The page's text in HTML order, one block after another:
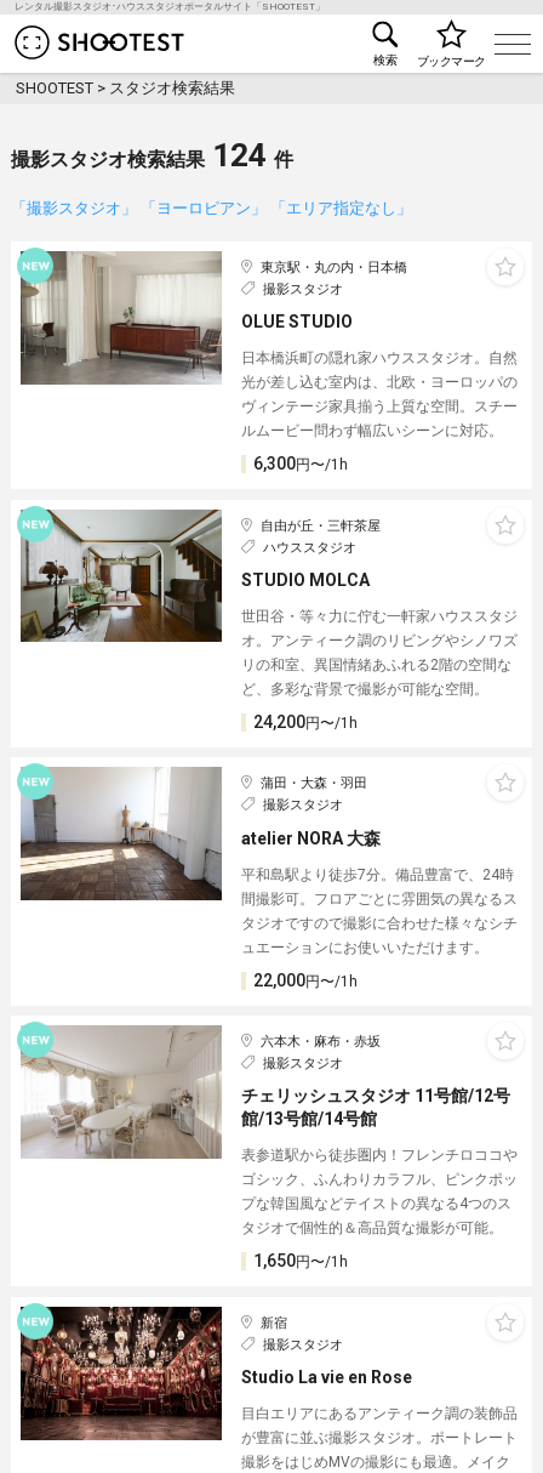
レンタル撮影スタジオ･ハウススタジオポータルサイト「SHOOTEST」
レンタル撮影スタジオ･ハウススタジオ検索の
検索 ブックマーク
SHOOTEST > スタジオ検索結果
撮影スタジオ検索結果 124 件
「撮影スタジオ」 「ヨーロピアン」 「エリア指定なし」
東京駅・丸の内・日本橋
撮影スタジオ
OLUE STUDIO
日本橋浜町の隠れ家ハウススタジオ。自然
光が差し込む室内は、北欧・ヨーロッパの
ヴィンテージ家具揃う上質な空間。スチー
ルムービー問わず幅広いシーンに対応。
6,300円〜/1h
自由が丘・三軒茶屋
ハウススタジオ
STUDIO MOLCA
世田谷・等々力に佇む一軒家ハウススタジ
オ。アンティーク調のリビングやシノワズ
リの和室、異国情緒あふれる2階の空間な
ど、多彩な背景で撮影が可能な空間。
24,200円〜/1h
蒲田・大森・羽田
撮影スタジオ
atelier NORA 大森
平和島駅より徒歩7分。備品豊富で、24時
間撮影可。フロアごとに雰囲気の異なるス
タジオですので撮影に合わせた様々なシチ
ュエーションにお使いいただけます。
22,000円〜/1h
六本木・麻布・赤坂
撮影スタジオ
チェリッシュスタジオ 11号館/12号
館/13号館/14号館
表参道駅から徒歩圏内！フレンチロココや
ゴシック、ふんわりカラフル、ピンクポッ
プな韓国風などテイストの異なる4つのス
タジオで個性的＆高品質な撮影が可能。
1,650円〜/1h
新宿
撮影スタジオ
Studio La vie en Rose
目白エリアにあるアンティーク調の装飾品
が豊富に並ぶ撮影スタジオ。ポートレート
撮影をはじめMVの撮影にも最適。メイク